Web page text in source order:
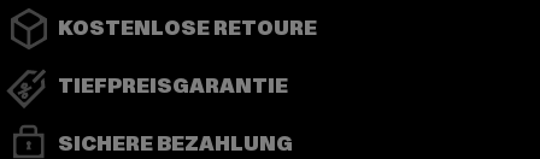
KOSTENLOSE RETOURE
TIEFPREISGARANTIE
SICHERE BEZAHLUNG